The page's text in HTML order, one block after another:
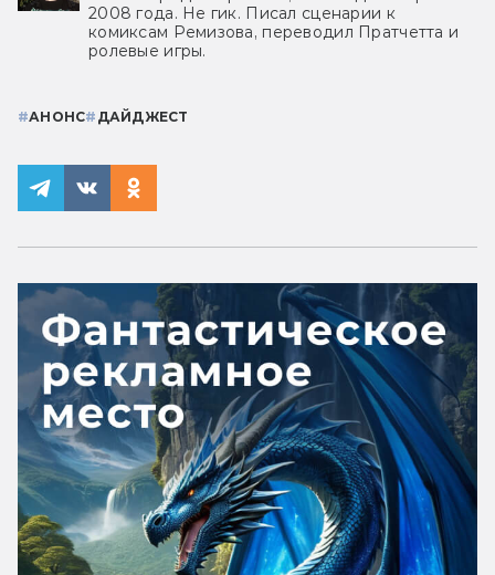
2008 года. Не гик. Писал сценарии к
комиксам Ремизова, переводил Пратчетта и
ролевые игры.
#АНОНС# ДАЙДЖЕСТ